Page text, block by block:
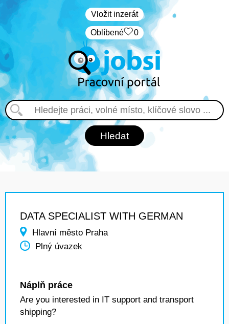
Vložit inzerát
Oblíbené 0
DATA SPECIALIST WITH GERMAN
Hlavní město Praha
Plný úvazek
Náplň práce
Are you interested in IT support and transport
shipping?